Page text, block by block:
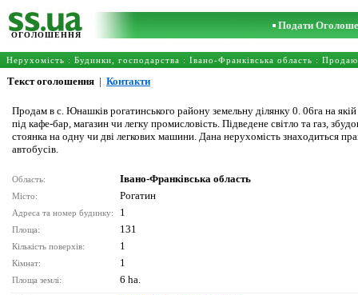
ОГОЛОШЕННЯ
Подати
Нерухомість : Будинки, господарства : Івано-Франківська область :
Текст оголошення | Контакти
Продам в с. Юнашків рогатинського району земельну ділянку 0. 06га на
під кафе-бар, магазин чи легку промисловість. Підведене світло та газ,
стоянка на одну чи дві легкових машини. Дана нерухомість знаходиться
автобусів.
Область: Івано-Франківська область
Місто: Рогатин
Адреса та номер будинку: 1
Площа: 131
Кількість поверхів: 1
Кімнат: 1
Площа землі: 6 ha.